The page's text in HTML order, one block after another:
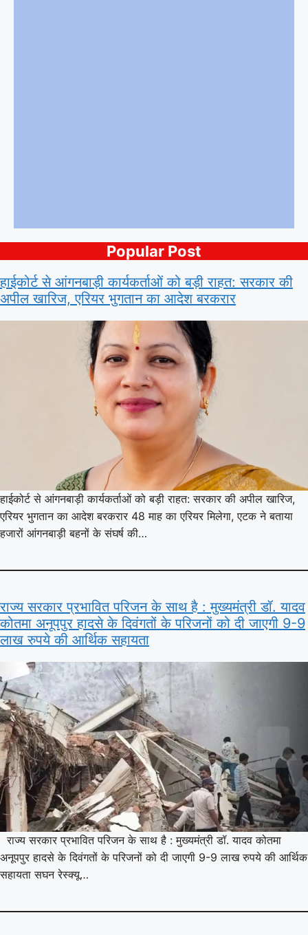
Popular Post
हाईकोर्ट से आंगनबाड़ी कार्यकर्ताओं को बड़ी राहत: सरकार की
अपील खारिज, एरियर भुगतान का आदेश बरकरार
हाईकोर्ट से आंगनबाड़ी कार्यकर्ताओं को बड़ी राहत: सरकार की अपील खारिज,
एरियर भुगतान का आदेश बरकरार 48 माह का एरियर मिलेगा, एटक ने बताया
हजारों आंगनबाड़ी बहनों के संघर्ष की…
राज्य सरकार प्रभावित परिजन के साथ है : मुख्यमंत्री डॉ. यादव
कोतमा अनूपपुर हादसे के दिवंगतों के परिजनों को दी जाएगी 9-9
लाख रुपये की आर्थिक सहायता
राज्य सरकार प्रभावित परिजन के साथ है : मुख्यमंत्री डॉ. यादव कोतमा
अनूपपुर हादसे के दिवंगतों के परिजनों को दी जाएगी 9-9 लाख रुपये की आर्थिक
सहायता सघन रेस्क्यू…